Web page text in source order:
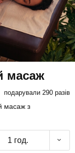
масаж
подарували 290 разів
масаж з
1 год.